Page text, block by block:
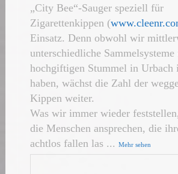
„City Bee“-Sauger speziell für
Zigarettenkippen (
Einsatz. Denn obwohl wir
unterschiedliche
hochgiftigen Stummel in Urbach
haben, wächst die Zahl der
Kippen weiter.
Was wir immer wieder
die Menschen ansprechen, die
achtlos fallen las ... Mehr sehen